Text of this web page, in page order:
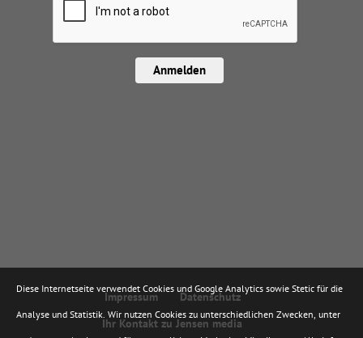
Anmelden
Impressum
Datenschutz
Ihr Kontakt zu Jensen media
Diese Internetseite verwendet Cookies und Google Analytics sowie Stetic für die
Analyse und Statistik. Wir nutzen Cookies zu unterschiedlichen Zwecken, unter